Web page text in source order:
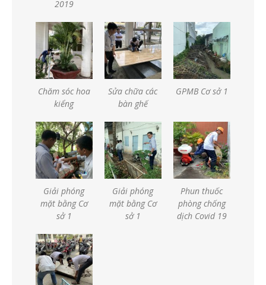
2019
Chăm sóc hoa
kiểng
Sửa chữa các
bàn ghế
GPMB Cơ sở 1
Giải phóng
mặt bằng Cơ
sở 1
Giải phóng
mặt bằng Cơ
sở 1
Phun thuốc
phòng chống
dịch Covid 19